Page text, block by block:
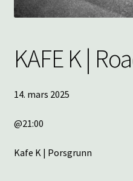
KAFE K |
14. mars 2025
@21:00
Kafe K | Porsgrunn